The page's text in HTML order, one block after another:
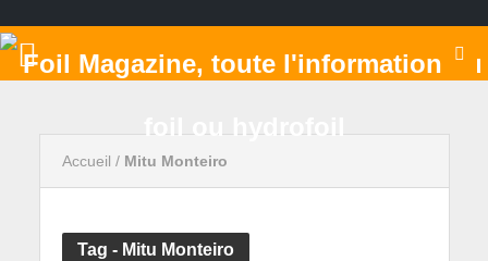
Accueil / Mitu Monteiro
Tag - Mitu Monteiro